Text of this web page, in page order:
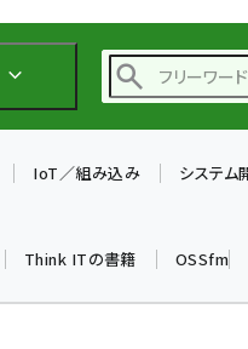
仲間
IoT／組み込み システム
Think ITの書籍 OSSfm